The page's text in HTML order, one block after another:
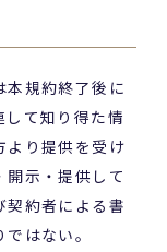
本規約終了後に
て知り得た情
より提供を受け
示・提供して
契約者による書
はない。